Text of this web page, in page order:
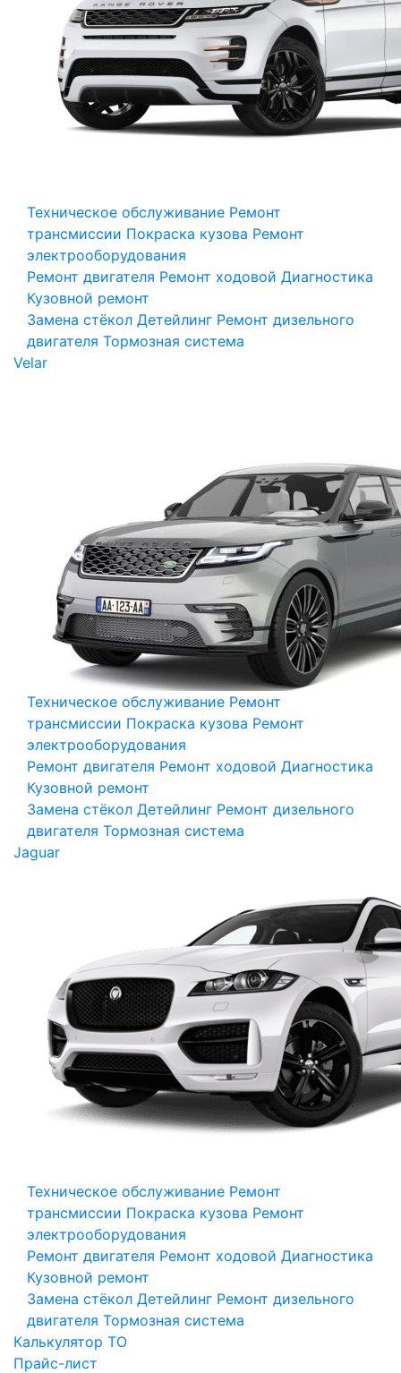
Техническое обслуживание Ремонт
трансмиссии Покраска кузова Ремонт
электрооборудования
Ремонт двигателя Ремонт ходовой Диагностика
Кузовной ремонт
Замена стёкол Детейлинг Ремонт дизельного
двигателя Тормозная система
Velar
Техническое обслуживание Ремонт
трансмиссии Покраска кузова Ремонт
электрооборудования
Ремонт двигателя Ремонт ходовой Диагностика
Кузовной ремонт
Замена стёкол Детейлинг Ремонт дизельного
двигателя Тормозная система
Jaguar
Техническое обслуживание Ремонт
трансмиссии Покраска кузова Ремонт
электрооборудования
Ремонт двигателя Ремонт ходовой Диагностика
Кузовной ремонт
Замена стёкол Детейлинг Ремонт дизельного
двигателя Тормозная система
Калькулятор ТО
Прайс-лист